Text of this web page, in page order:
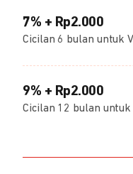
7% + Rp2.000
Cicilan 6 bulan untuk
9% + Rp2.000
Cicilan 12 bulan